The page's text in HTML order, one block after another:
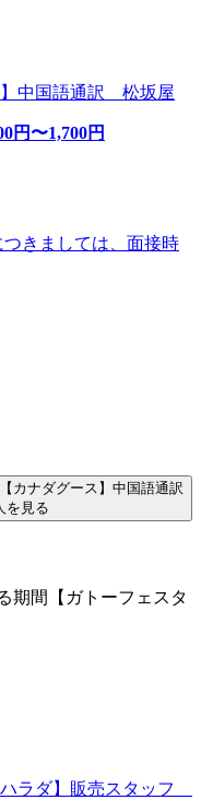
中国語通訳 松坂屋
円〜1,700円
きましては、面接時
カナダグース】中国語通訳
を見る
期間【ガトーフェスタ
ラダ】販売スタッフ